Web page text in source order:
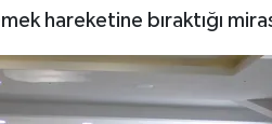
hareketine bıraktığı